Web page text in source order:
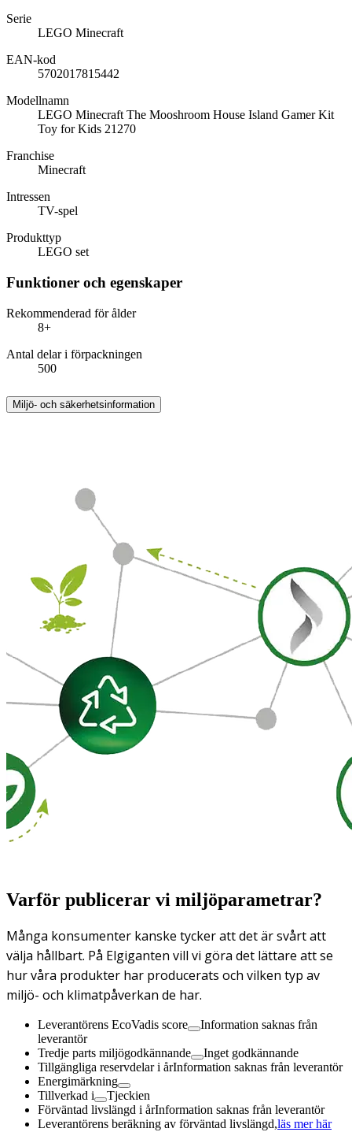
Serie
LEGO Minecraft
EAN-kod
5702017815442
Modellnamn
LEGO Minecraft The Mooshroom House Island Gamer Kit
Toy for Kids 21270
Franchise
Minecraft
Intressen
TV-spel
Produkttyp
LEGO set
Funktioner och egenskaper
Rekommenderad för ålder
8+
Antal delar i förpackningen
500
Miljö- och säkerhetsinformation
Varför publicerar vi miljöparametrar?
Många konsumenter kanske tycker att det är svårt att
välja hållbart. På Elgiganten vill vi göra det lättare att se
hur våra produkter har producerats och vilken typ av
miljö- och klimatpåverkan de har.
Leverantörens EcoVadis score
Information saknas från
leverantör
Tredje parts miljögodkännande
Inget godkännande
Tillgängliga reservdelar i årInformation saknas från leverantör
Energimärkning
Tillverkad i
Tjeckien
Förväntad livslängd i årInformation saknas från leverantör
Leverantörens beräkning av förväntad livslängd,läs mer här